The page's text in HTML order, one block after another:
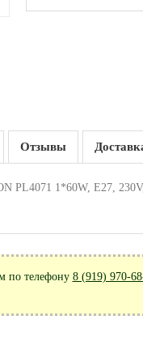
Отзывы
PL4071 1*60W, E27,
по телефону 8 (919) 970-